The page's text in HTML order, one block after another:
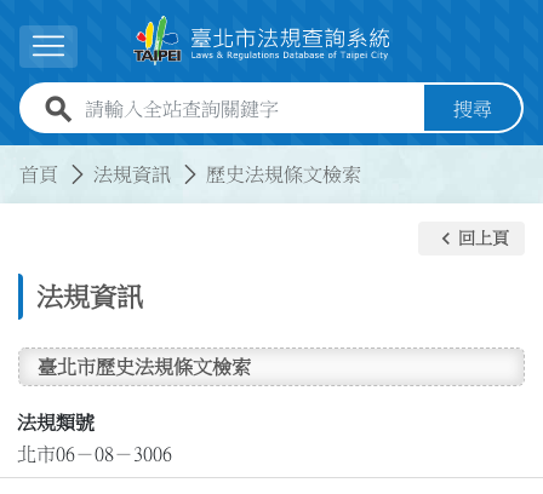
展開選單
全站查詢關鍵字欄位 搜尋
首頁 法規資訊 歷史法規條文檢索
法規資訊
keyboard_arrow_left 回上頁
臺北市歷史法規條文檢索
法規類號
北市06－08－3006